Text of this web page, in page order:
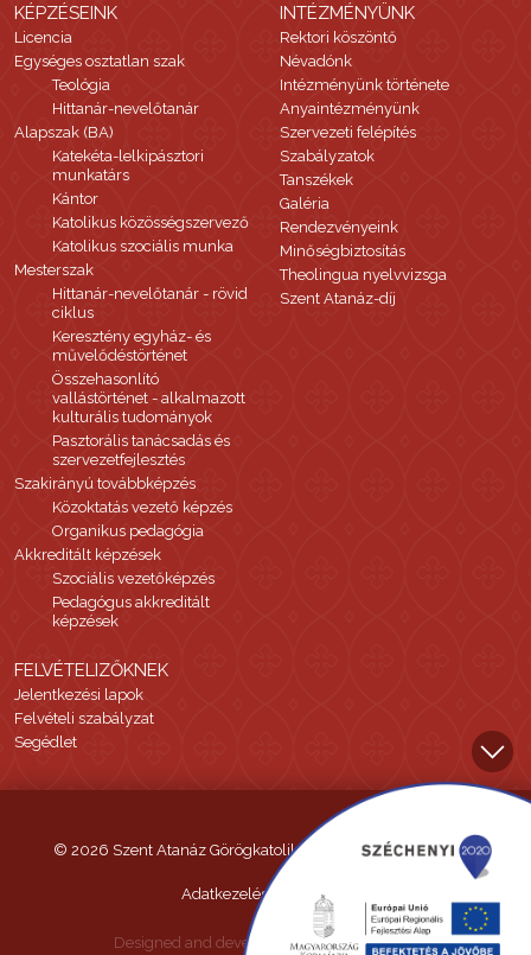
KÉPZÉSEINK
Licencia
Egységes osztatlan szak
Teológia
Hittanár-nevelőtanár
Alapszak (BA)
Katekéta-lelkipásztori
munkatárs
Kántor
Katolikus közösségszervező
Katolikus szociális munka
Mesterszak
Hittanár-nevelőtanár - rövid
ciklus
Keresztény egyház- és
művelődéstörténet
Összehasonlító
vallástörténet - alkalmazott
kulturális tudományok
Pasztorális tanácsadás és
szervezetfejlesztés
Szakirányú továbbképzés
Közoktatás vezető képzés
Organikus pedagógia
Akkreditált képzések
Szociális vezetőképzés
Pedagógus akkreditált
képzések
INTÉZMÉNYÜNK
Rektori köszöntő
Névadónk
Intézményünk története
Anyaintézményünk
Szervezeti felépítés
Szabályzatok
Tanszékek
Galéria
Rendezvényeink
Minőségbiztosítás
Theolingua nyelvvizsga
Szent Atanáz-díj
FELVÉTELIZŐKNEK
Jelentkezési lapok
Felvételi szabályzat
Segédlet
© 2026 Szent Atanáz Görögkatolikus Hittudományi Főiskola
Adatkezelési tájékoztató
Designed and developed by